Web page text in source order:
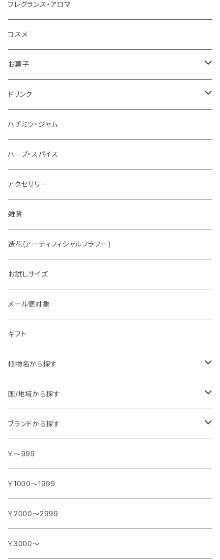
フレグランス・アロマ
コスメ
お菓子
チョコレート
ドリンク
お茶
ホットチョコレート
ハチミツ・ジャム
ハーブ・スパイス
アクセサリー
雑貨
造花(アーティフィシャルフラワー)
お試しサイズ
メール便対象
ギフト
植物名から探す
ア行
アンジェリカ
イランイラン
カ行
ガーデニア (クチナシ)
カカオ
サ行
シダーウッド
シナモン
タ行
タイム
チェリー
ナ行
ナツメグ
ハ行
国/地域から探す
ヨーロッパ
フランス
イタリア
アフリカ
ブルキナファソ
南アフリカ
アジア
トルコ
シリア
ブランドから探す
アトリエ・ボヌール・ドゥ・ジュール
アンティカ・ドルチェリア・ボナイユート
オウロシカ
カンパニー デュ ミエル
￥～999
￥1000～1999
￥2000～2999
￥3000～